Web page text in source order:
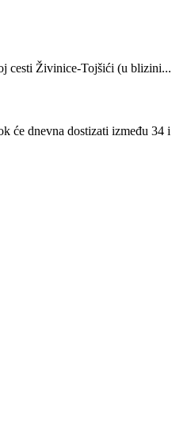
cesti Živinice-Tojšići (u blizini...
će dnevna dostizati između 34 i